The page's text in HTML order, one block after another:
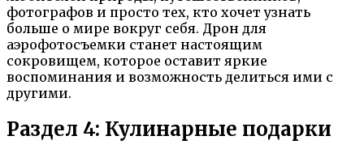
фотографов и просто тех, кто хочет узнать
больше о мире вокруг себя. Дрон для
аэрофотосъемки станет настоящим
сокровищем, которое оставит яркие
воспоминания и возможность делиться ими с
другими.
Раздел 4: Кулинарные подарки